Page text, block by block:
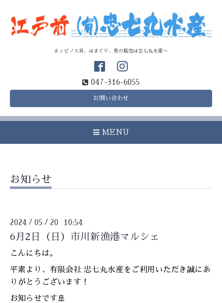
ホンビノス貝、はまぐり、魚の販売は忠七丸水産へ
047-316-6055
お問い合わせ
MENU
お知らせ
2024 / 05 / 20 10:54
6月2日（日）市川新漁港マルシェ
こんにちは。
平素より、有限会社 忠七丸水産をご利用いただき誠にあ
りがとうございます！
お知らせです🚢